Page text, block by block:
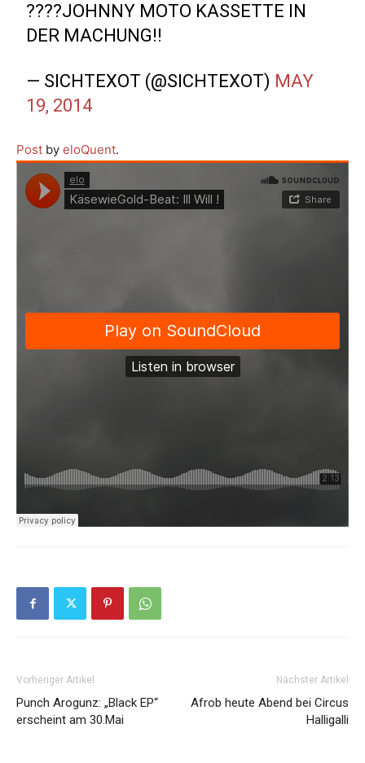
????JOHNNY MOTO KASSETTE IN
DER MACHUNG!!
— SICHTEXOT (@SICHTEXOT) MAY
19, 2014
Post by eloQuent.
Vorheriger Artikel
Punch Arogunz: „Black EP“
erscheint am 30.Mai
Nächster Artikel
Afrob heute Abend bei Circus
Halligalli